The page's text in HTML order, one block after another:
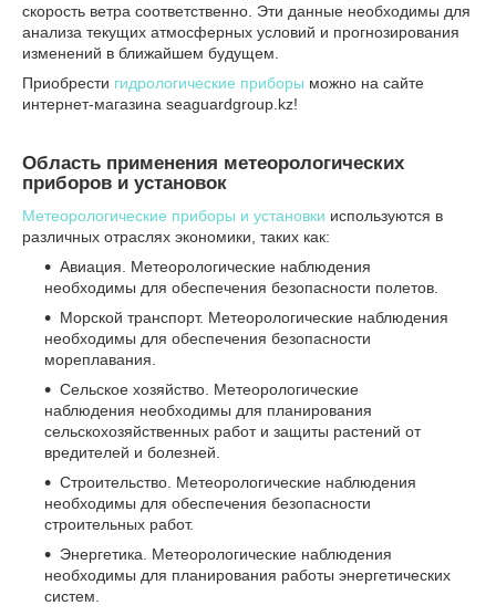
скорость ветра соответственно. Эти данные необходимы для
анализа текущих атмосферных условий и прогнозирования
изменений в ближайшем будущем.
Приобрести гидрологические приборы можно на сайте
интернет-магазина seaguardgroup.kz!
Область применения метеорологических
приборов и установок
Метеорологические приборы и установки используются в
различных отраслях экономики, таких как:
Авиация. Метеорологические наблюдения
необходимы для обеспечения безопасности полетов.
Морской транспорт. Метеорологические наблюдения
необходимы для обеспечения безопасности
мореплавания.
Сельское хозяйство. Метеорологические
наблюдения необходимы для планирования
сельскохозяйственных работ и защиты растений от
вредителей и болезней.
Строительство. Метеорологические наблюдения
необходимы для обеспечения безопасности
строительных работ.
Энергетика. Метеорологические наблюдения
необходимы для планирования работы энергетических
систем.